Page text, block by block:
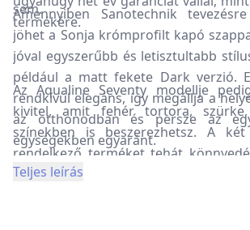
sem.
termékére.
Amennyiben Sanotechnik
jöhet a Sonja krómprofilt kapó
jóval egyszerűbb és letisztultabb
például a matt fekete Dark verzió.
rendkívül elegáns, így megállja a
az otthonodban és persze az
egységekben egyaránt.
Az Aqualine Seventy modellje
kivitel, amit fehér tortora,
színekben is beszerezhetsz. A
rendelkező terméket tehát
egy extravagáns vonalat képviselő
Teljes leírás